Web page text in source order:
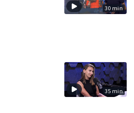
30 min
35 min